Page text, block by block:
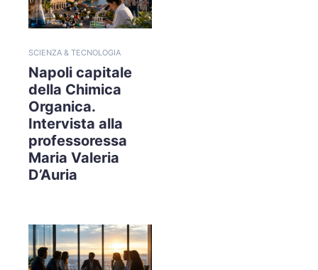
SCIENZA & TECNOLOGIA
Napoli capitale
della Chimica
Organica.
Intervista alla
professoressa
Maria Valeria
D’Auria